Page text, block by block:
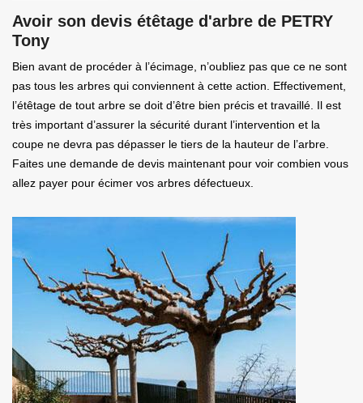
Avoir son devis étêtage d'arbre de PETRY
Tony
Bien avant de procéder à l’écimage, n’oubliez pas que ce ne sont
pas tous les arbres qui conviennent à cette action. Effectivement,
l’étêtage de tout arbre se doit d’être bien précis et travaillé. Il est
très important d’assurer la sécurité durant l’intervention et la
coupe ne devra pas dépasser le tiers de la hauteur de l’arbre.
Faites une demande de devis maintenant pour voir combien vous
allez payer pour écimer vos arbres défectueux.